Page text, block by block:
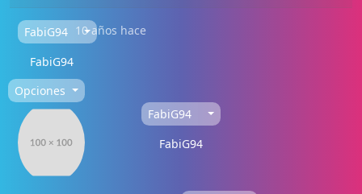
FabiG94
FabiG94
10 años hace
Opciones
FabiG94
FabiG94